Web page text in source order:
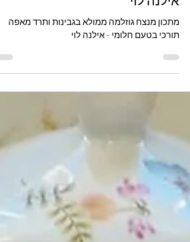
ותרד מאפה תורכי בטעם חלומי -
אילנה לוי
תורכי בטעם חלומי - אילנה לוי